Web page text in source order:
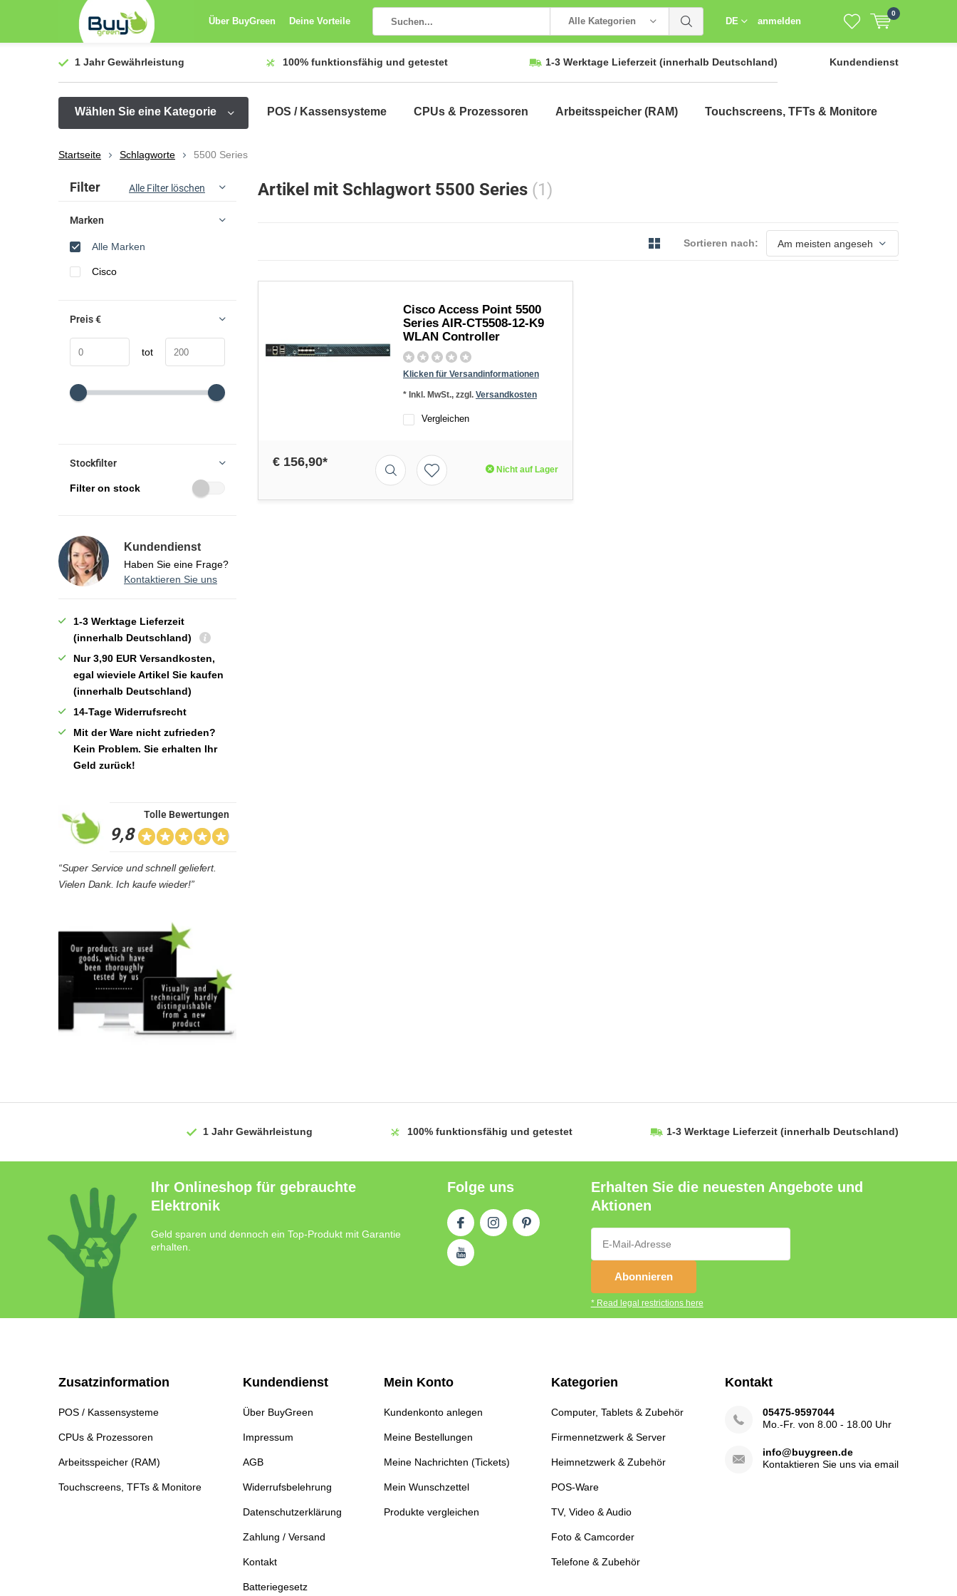
Über BuyGreen Deine Vorteile Alle Kategorien DE anmelden
0
1 JahrGewährleistung 100% funktionsfähig und getestet 1-3 Werktage Lieferzeit (innerhalb Deutschland) Kundendienst
Wählen Sie eine Kategorie POS / Kassensysteme CPUs & Prozessoren Arbeitsspeicher (RAM) Touchscreens, TFTs & Monitore
Startseite Schlagworte 5500 Series
Artikel mit Schlagwort 5500 Series (1)
Sortieren nach:
Cisco Access Point 5500
Series AIR-CT5508-12-K9
WLAN Controller
Klicken für Versandinformationen
* Inkl. MwSt., zzgl. Versandkosten
Vergleichen
€ 156,90*
Nicht auf Lager
Sortieren nach:
Filter Alle Filter löschen
Marken
Alle Marken
Cisco
Preis€
tot
Stockfilter
Filter on stock
Kundendienst
Haben Sie eine Frage?
Kontaktieren Sie uns
1-3 Werktage Lieferzeit
(innerhalb Deutschland)
Nur 3,90 EUR Versandkosten,
egal wieviele Artikel Sie kaufen
(innerhalb Deutschland)
14-Tage Widerrufsrecht
Mit der Ware nicht zufrieden?
Kein Problem. Sie erhalten Ihr
Geld zurück!
9,8
Tolle Bewertungen
“Super Service und schnell geliefert.
Vielen Dank. Ich kaufe wieder!”
1 JahrGewährleistung 100% funktionsfähig und getestet 1-3 Werktage Lieferzeit (innerhalb Deutschland)
Ihr Onlineshop für gebrauchte
Elektronik
Geld sparen und dennoch ein Top-Produkt mit Garantie
erhalten.
Folge uns
Erhalten Sie die neuesten Angebote und
Aktionen
Abonnieren
* Read legal restrictions here
Zusatzinformation
POS / Kassensysteme
CPUs & Prozessoren
Arbeitsspeicher (RAM)
Touchscreens, TFTs & Monitore
Kundendienst
Über BuyGreen
Impressum
AGB
Widerrufsbelehrung
Datenschutzerklärung
Zahlung / Versand
Kontakt
Batteriegesetz
Mein Konto
Kundenkonto anlegen
Meine Bestellungen
Meine Nachrichten (Tickets)
Mein Wunschzettel
Produkte vergleichen
Kategorien
Computer, Tablets & Zubehör
Firmennetzwerk & Server
Heimnetzwerk & Zubehör
POS-Ware
TV, Video & Audio
Foto & Camcorder
Telefone & Zubehör
Kontakt
05475-9597044
Mo.-Fr. von 8.00 - 18.00 Uhr
info@buygreen.de
Kontaktieren Sie uns via email